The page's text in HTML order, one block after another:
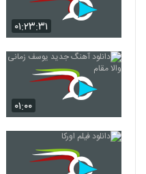
۰۱:۲۳:۳۱
۰۱:۰۰